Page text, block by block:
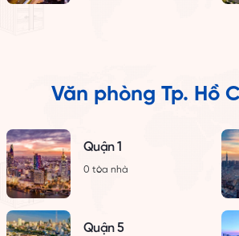
Văn phòng Tp. Hồ
Quận 1
0 tòa nhà
Quận 5